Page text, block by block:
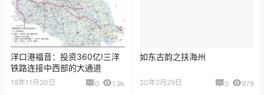
洋口港福音：投资360亿!三洋
铁路连接中西部的大通道
18年11月20日 0 1.9k
如东古韵之扶海州
20年2月29日 0 978